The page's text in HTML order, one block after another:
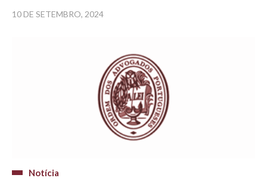
10 DE SETEMBRO, 2024
Notícia